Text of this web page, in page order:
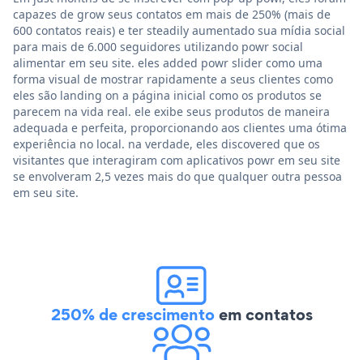
capazes de grow seus contatos em mais de 250% (mais de
600 contatos reais) e ter steadily aumentado sua mídia social
para mais de 6.000 seguidores utilizando powr social
alimentar em seu site. eles added powr slider como uma
forma visual de mostrar rapidamente a seus clientes como
eles são landing on a página inicial como os produtos se
parecem na vida real. ele exibe seus produtos de maneira
adequada e perfeita, proporcionando aos clientes uma ótima
experiência no local. na verdade, eles discovered que os
visitantes que interagiram com aplicativos powr em seu site
se envolveram 2,5 vezes mais do que qualquer outra pessoa
em seu site.
250% de crescimentoem contatos